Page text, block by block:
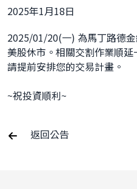
2025年1月18日
2025/01/20(一) 為馬丁路德金
美股休市。相關交割作業順延
請提前安排您的交易計畫。
~祝投資順利~
返回公告